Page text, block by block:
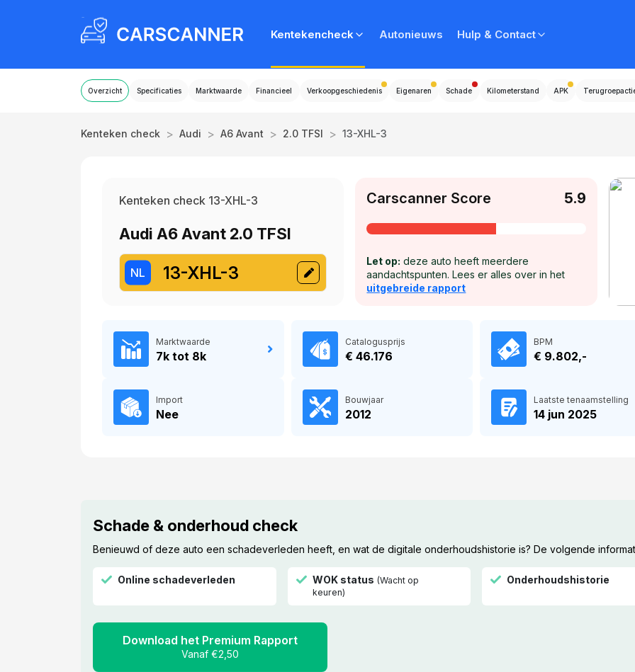
Kentekencheck Autonieuws Hulp & Contact
Overzicht Specificaties Marktwaarde Financieel Verkoopgeschiedenis Eigenaren Schade Kilometerstand APK
Kenteken check > Audi > A6 Avant > 2.0 TFSI > 13-XHL-3
Kenteken check 13-XHL-3
Audi A6 Avant 2.0 TFSI
NL 13-XHL-3
Carscanner Score 5.9
Let op: deze auto heeft meerdere
aandachtspunten. Lees er alles over in het
uitgebreide rapport
Marktwaarde
7k tot 8k
Catalogusprijs
€ 46.176
BPM
€ 9.802,-
Import
Nee
Bouwjaar
2012
Laatste tenaamstelling
14 jun 2025
Schade & onderhoud check
Benieuwd of deze auto een schadeverleden heeft, en wat de digitale onderhoudshistorie is? De volgende
Online schadeverleden WOK status (Wacht op
keuren)
Onderhoudshistorie
Download het Premium Rapport
Vanaf €2,50